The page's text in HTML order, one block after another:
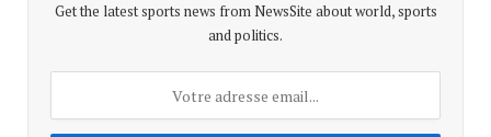
Get the latest sports news from NewsSite about world, sports
and politics.